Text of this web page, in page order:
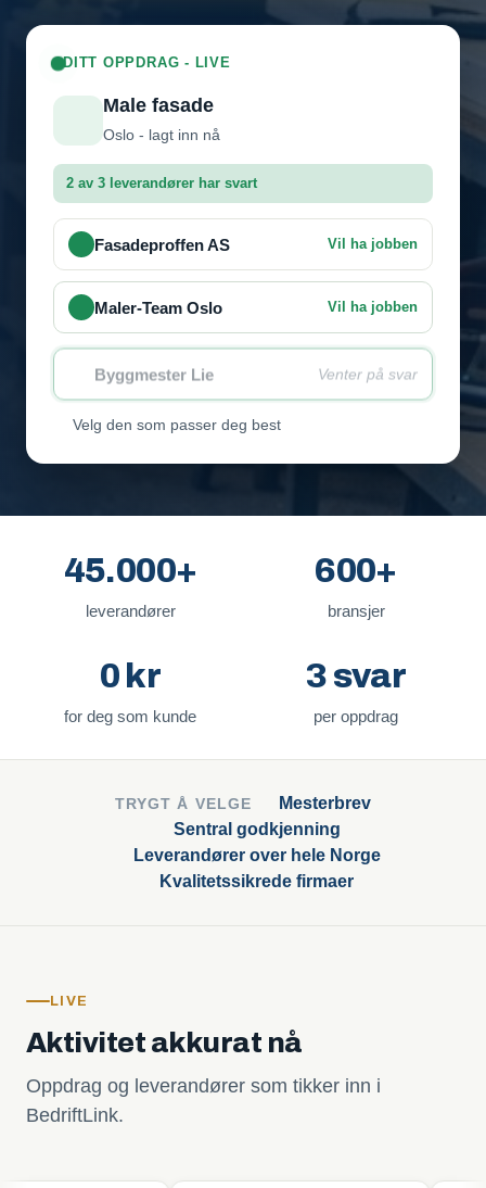
DITT OPPDRAG - LIVE
Male fasade
Oslo - lagt inn nå
2 av 3 leverandører har svart
Fasadeproffen AS Vil ha jobben
Maler-Team Oslo Vil ha jobben
Byggmester Lie Venter på svar
Velg den som passer deg best
45.000+
leverandører
600+
bransjer
0 kr
for deg som kunde
3 svar
per oppdrag
TRYGT Å VELGE
Mesterbrev
Sentral godkjenning
Leverandører over hele Norge
Kvalitetssikrede firmaer
LIVE
Aktivitet akkurat nå
Oppdrag og leverandører som tikker inn i
BedriftLink.